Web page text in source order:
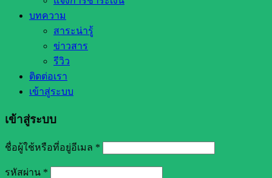
บทความ
สาระน่ารู้
ข่าวสาร
รีวิว
ติดต่อเรา
เข้าสู่ระบบ
เข้าสู่ระบบ
ชื่อผู้ใช้หรือที่อยู่อีเมล *
รหัสผ่าน *